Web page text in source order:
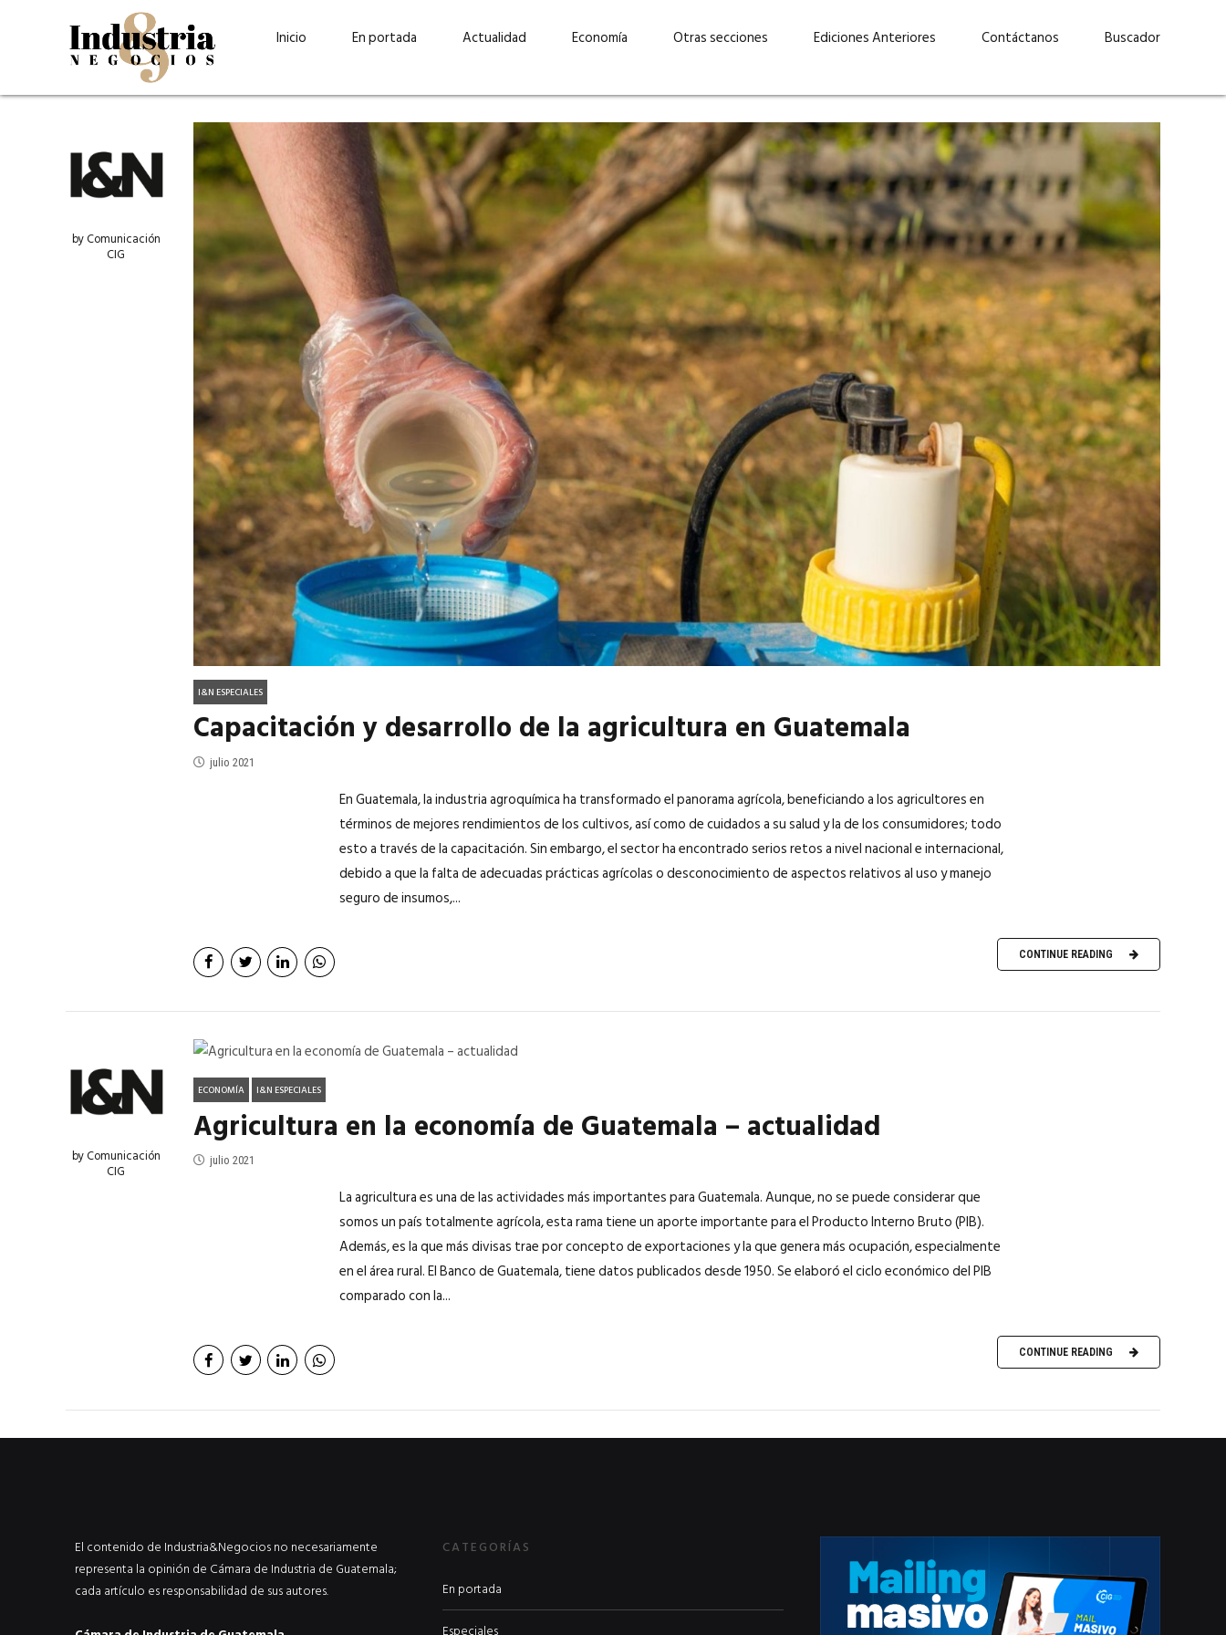
Inicio En portada
Guatehuevo: medio siglo
produciendo la proteína
más accesible para los
EN PORTADA
“La sostenibilidad está en
el centro de Cervecería
Ambev Guatemala» –
Ricardo Urteaga
EN PORTADA mayo 2026
“Invertir con propósito:
cómo CBC impulsa su
crecimiento industrial a
través de la innovación y la
sostenibilidad”
EN PORTADA abril 2026
Elizabeth Suárez: “Las
mujeres podemos liderar y
abrirnos paso por nuestros
propios méritos”
EN PORTADA marzo 2026
Lucas Martínez Paz: “En
tecnología, hay que invertir
con inteligencia, no por
moda”
EN PORTADA febrero 2026
Actualidad Economía Otras secciones Ediciones Anteriores Contáctanos Buscador
by Comunicación
CIG
I&N ESPECIALES
Capacitación y desarrollo de la agricultura en Guatemala
julio 2021
En Guatemala, la industria agroquímica ha transformado el panorama agrícola, beneficiando a los agricultores en
términos de mejores rendimientos de los cultivos, así como de cuidados a su salud y la de los consumidores; todo
esto a través de la capacitación. Sin embargo, el sector ha encontrado serios retos a nivel nacional e internacional,
debido a que la falta de adecuadas prácticas agrícolas o desconocimiento de aspectos relativos al uso y manejo
seguro de insumos,...
CONTINUE READING
by Comunicación
CIG
ECONOMÍA I&N ESPECIALES
Agricultura en la economía de Guatemala – actualidad
julio 2021
La agricultura es una de las actividades más importantes para Guatemala. Aunque, no se puede considerar que
somos un país totalmente agrícola, esta rama tiene un aporte importante para el Producto Interno Bruto (PIB).
Además, es la que más divisas trae por concepto de exportaciones y la que genera más ocupación, especialmente
en el área rural. El Banco de Guatemala, tiene datos publicados desde 1950. Se elaboró el ciclo económico del PIB
comparado con la...
CONTINUE READING
El contenido de Industria&Negocios no necesariamente
representa la opinión de Cámara de Industria de Guatemala;
cada artículo es responsabilidad de sus autores.
CATEGORÍAS
En portada